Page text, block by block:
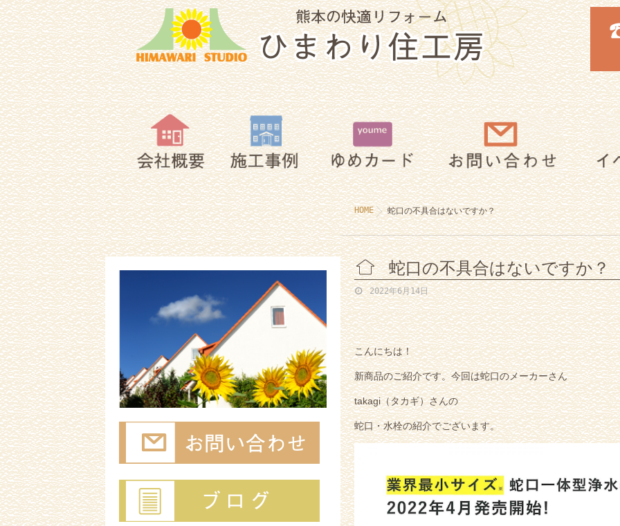
HOME 蛇口の不具合はないですか？
蛇口の不具合はないですか？
2022年6月14日
こんにちは！
新商品のご紹介です。今回は蛇口のメーカーさん
takagi（タカギ）さんの
蛇口・水栓の紹介でございます。